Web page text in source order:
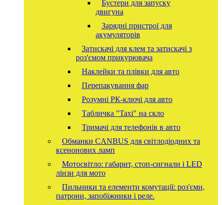
Бустери для запуску
двигуна
Зарядні пристрої для
акумуляторів
Затискачі для клем та затискачі з
роз'ємом прикурювача
Наклейки та плівки для авто
Перепакування фар
Розумні РК-ключі для авто
Табличка "Taxi" на скло
Тримачі для телефонів в авто
Обманки CANBUS для світлодіодних та
ксенонових ламп
Мотосвітло: габарит, стоп-сигнали і LED
лінзи для мото
Пильники та елементи комутації: роз'єми,
патрони, запобіжники і реле.